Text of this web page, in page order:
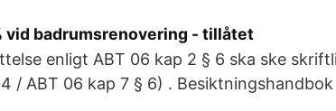
vid badrumsrenovering - tillåtet
enligt ABT 06 kap 2 § 6 ska ske
/ ABT 06 kap 7 § 6) . Besiktningshandbok